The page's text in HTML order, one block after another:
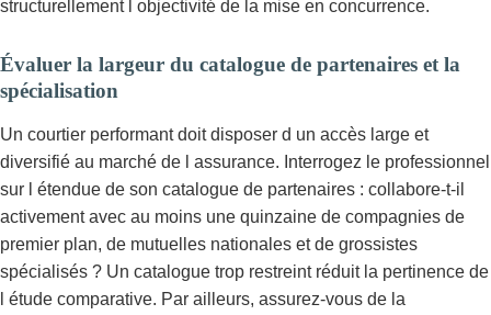
structurellement l objectivité de la mise en concurrence.
Évaluer la largeur du catalogue de partenaires et la
spécialisation
Un courtier performant doit disposer d un accès large et
diversifié au marché de l assurance. Interrogez le professionnel
sur l étendue de son catalogue de partenaires : collabore-t-il
activement avec au moins une quinzaine de compagnies de
premier plan, de mutuelles nationales et de grossistes
spécialisés ? Un catalogue trop restreint réduit la pertinence de
l étude comparative. Par ailleurs, assurez-vous de la